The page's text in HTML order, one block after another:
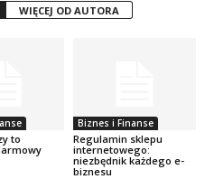
WIĘCEJ OD AUTORA
to
Biznes i Finanse
Regulamin sklepu
internetowego:
niezbędnik każdego e-
biznesu